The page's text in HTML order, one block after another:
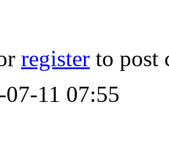
register to post
07-11 07:55